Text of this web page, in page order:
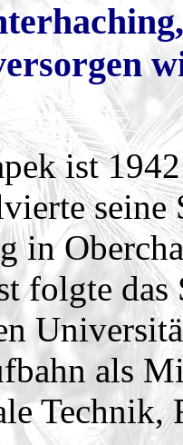
ist
in
folgte
als